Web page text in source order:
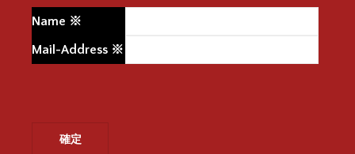
Name ※
Mail-Address ※